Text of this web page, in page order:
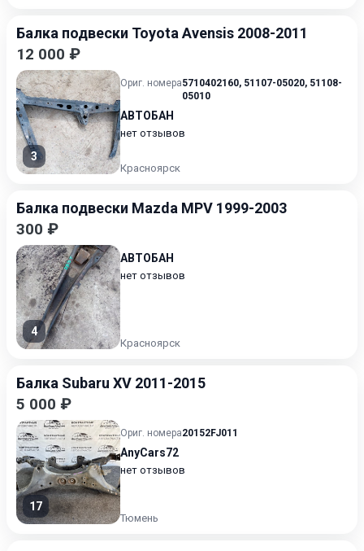
Балка подвески Toyota Avensis 2008-2011
12 000 ₽
3
Ориг. номера5710402160, 51107-05020, 51108-
05010
АВТОБАН
нет отзывов
Красноярск
Балка подвески Mazda MPV 1999-2003
300 ₽
4
АВТОБАН
нет отзывов
Красноярск
Балка Subaru XV 2011-2015
5 000 ₽
17
Ориг. номера20152FJ011
AnyCars72
нет отзывов
Тюмень